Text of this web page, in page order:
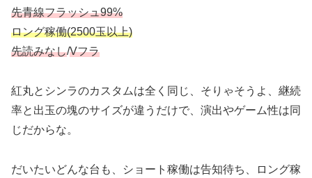
先青線フラッシュ99%
ロング稼働(2500玉以上)
先読みなし/Vフラ
紅丸とシンラのカスタムは全く同じ、そりゃそうよ、継続
率と出玉の塊のサイズが違うだけで、演出やゲーム性は同
じだからな。
だいたいどんな台も、ショート稼働は告知待ち、ロング稼